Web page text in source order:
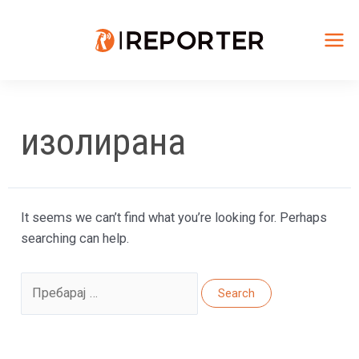
изолирана
It seems we can’t find what you’re looking for. Perhaps
searching can help.